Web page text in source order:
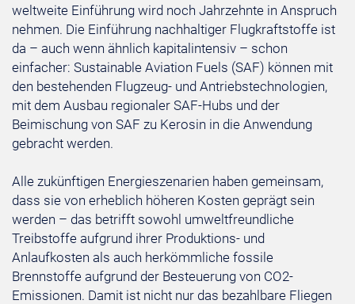
weltweite Einführung wird noch Jahrzehnte in Anspruch
nehmen. Die Einführung nachhaltiger Flugkraftstoffe ist
da – auch wenn ähnlich kapitalintensiv – schon
einfacher: Sustainable Aviation Fuels (SAF) können mit
den bestehenden Flugzeug- und Antriebstechnologien,
mit dem Ausbau regionaler SAF-Hubs und der
Beimischung von SAF zu Kerosin in die Anwendung
gebracht werden.
Alle zukünftigen Energieszenarien haben gemeinsam,
dass sie von erheblich höheren Kosten geprägt sein
werden – das betrifft sowohl umweltfreundliche
Treibstoffe aufgrund ihrer Produktions- und
Anlaufkosten als auch herkömmliche fossile
Brennstoffe aufgrund der Besteuerung von CO2-
Emissionen. Damit ist nicht nur das bezahlbare Fliegen